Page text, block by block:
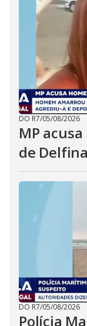
DO R7/05/08/2026
MP
de
DO R7/05/08/2026
Polícia